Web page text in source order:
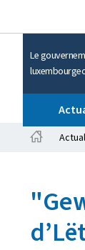
Le
u
l